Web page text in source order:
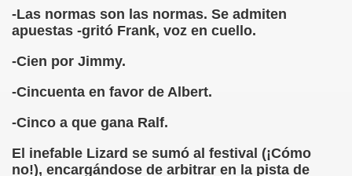
-Las normas son las normas. Se admiten
apuestas -gritó Frank, voz en cuello.
-Cien por Jimmy.
-Cincuenta en favor de Albert.
-Cinco a que gana Ralf.
El inefable Lizard se sumó al festival (¡Cómo
no!), encargándose de arbitrar en la pista de
Suárez Santana)
latino (Pedro Zurita)
Zurita, Ex Secretario Unión Mundial de Ciegos (Pedro
Ex Secretari Unió Mundial de Cecs, català (Pedro
del Monumento a Luis Braille, 1980 (editora